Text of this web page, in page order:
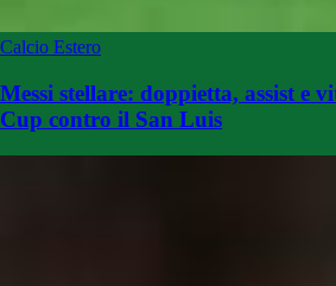
Calcio Estero
Messi stellare: doppietta, assist e
Cup contro il San Luis